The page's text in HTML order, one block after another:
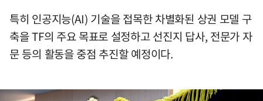
특히 인공지능(AI) 기술을 접목한 차별화된 상권 모델 구
축을 TF의 주요 목표로 설정하고 선진지 답사, 전문가 자
문 등의 활동을 중점 추진할 예정이다.